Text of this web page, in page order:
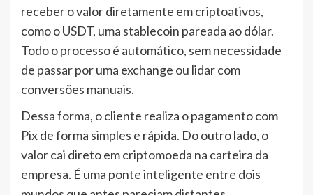
receber o valor diretamente em criptoativos,
como o USDT, uma stablecoin pareada ao dólar.
Todo o processo é automático, sem necessidade
de passar por uma exchange ou lidar com
conversões manuais.
Dessa forma, o cliente realiza o pagamento com
Pix de forma simples e rápida. Do outro lado, o
valor cai direto em criptomoeda na carteira da
empresa. É uma ponte inteligente entre dois